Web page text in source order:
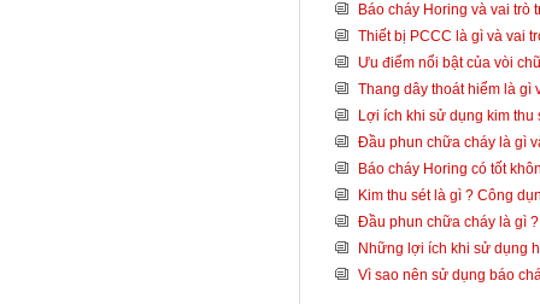
Báo cháy Horing và vai trò
Thiết bị PCCC là gì và vai
Ưu điểm nổi bật của vòi
Thang dây thoát hiểm là gì
Lợi ích khi sử dụng kim
Đầu phun chữa cháy là gì
Báo cháy Horing có tốt
Kim thu sét là gì ? Công
Đầu phun chữa cháy là gì
Những lợi ích khi sử dụng
Vì sao nên sử dụng báo